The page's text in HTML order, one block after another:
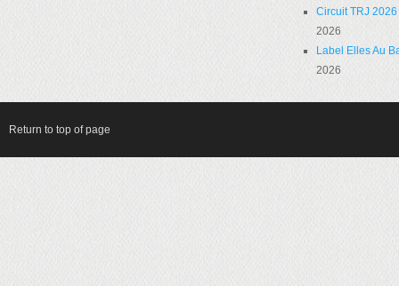
Circuit TRJ
2026
Label Elles Au
2026
Return to top of page